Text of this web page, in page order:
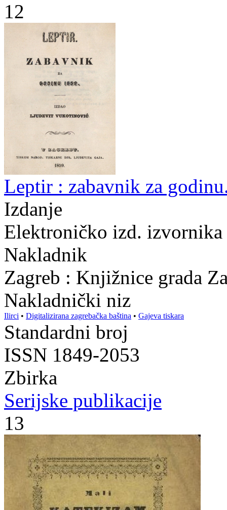
12
Leptir : zabavnik za
Izdanje
Elektroničko izd.
Nakladnik
Zagreb : Knjižnice grada
Nakladnički niz
Ilirci • Digitalizirana zagrebačka baština • Gajeva tiskara
Standardni broj
ISSN 1849-2053
Zbirka
Serijske publikacije
13